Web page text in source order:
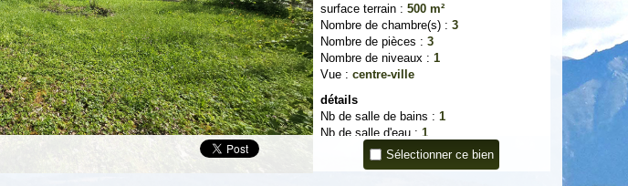
surface terrain :500 m²
Nombre de chambre(s) :3
Nombre de pièces :3
Nombre de niveaux :1
Vue :centre-ville
détails
Nb de salle de bains :1
Nb de salle d'eau :1
Cuisine :SEPAREE
Type de cuisine :
SEMI-EQUIPEE
Sélectionner ce bien